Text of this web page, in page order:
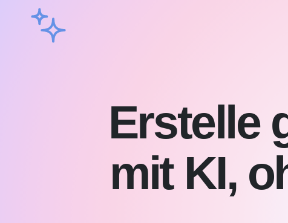
Erstelle
mit KI,